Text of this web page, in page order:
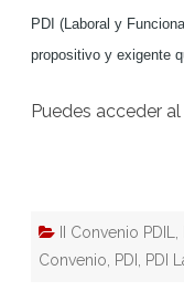
PDI (Laboral y
propositivo y exigente
Puedes acceder
II Convenio PDIL
Convenio
PDI PDI